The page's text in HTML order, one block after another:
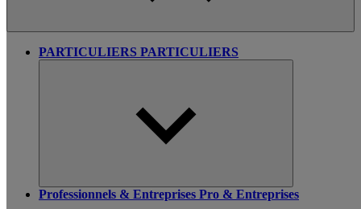
PARTICULIERS PARTICULIERS
Professionnels & Entreprises Pro & Entreprises